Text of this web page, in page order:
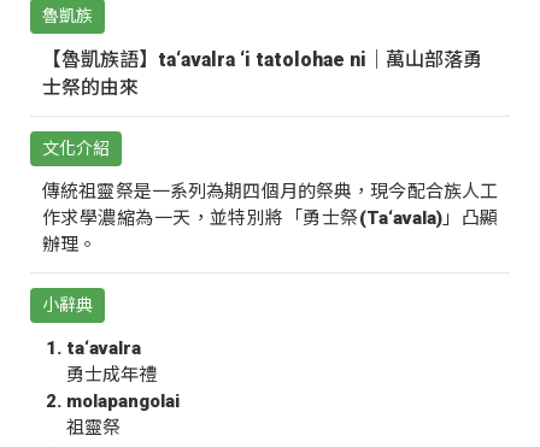
魯凱族
【魯凱族語】ta‘avalra ‘i tatolohae ni｜萬山部落勇
士祭的由來
文化介紹
傳統祖靈祭是一系列為期四個月的祭典，現今配合族人工
作求學濃縮為一天，並特別將「勇士祭(Ta‘avala)」凸顯
辦理。
小辭典
ta‘avalra
勇士成年禮
molapangolai
祖靈祭